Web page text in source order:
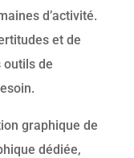
d’activité.
et de
outils de
graphique de
dédiée,